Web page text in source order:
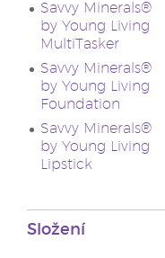
Savvy Minerals®
by Young Living
MultiTasker
Savvy Minerals®
by Young Living
Foundation
Savvy Minerals®
by Young Living
Lipstick
Složení